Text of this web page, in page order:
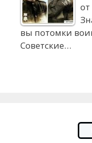
от
вы потомки
Советские…